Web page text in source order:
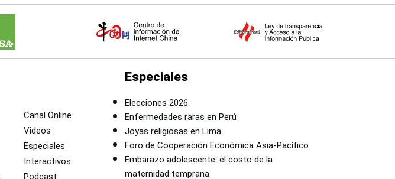
Canal Online
Videos
Especiales
Interactivos
Podcast
Especiales
Elecciones 2026
Enfermedades raras en Perú
Joyas religiosas en Lima
Foro de Cooperación Económica Asia-Pacífico
Embarazo adolescente: el costo de la
maternidad temprana